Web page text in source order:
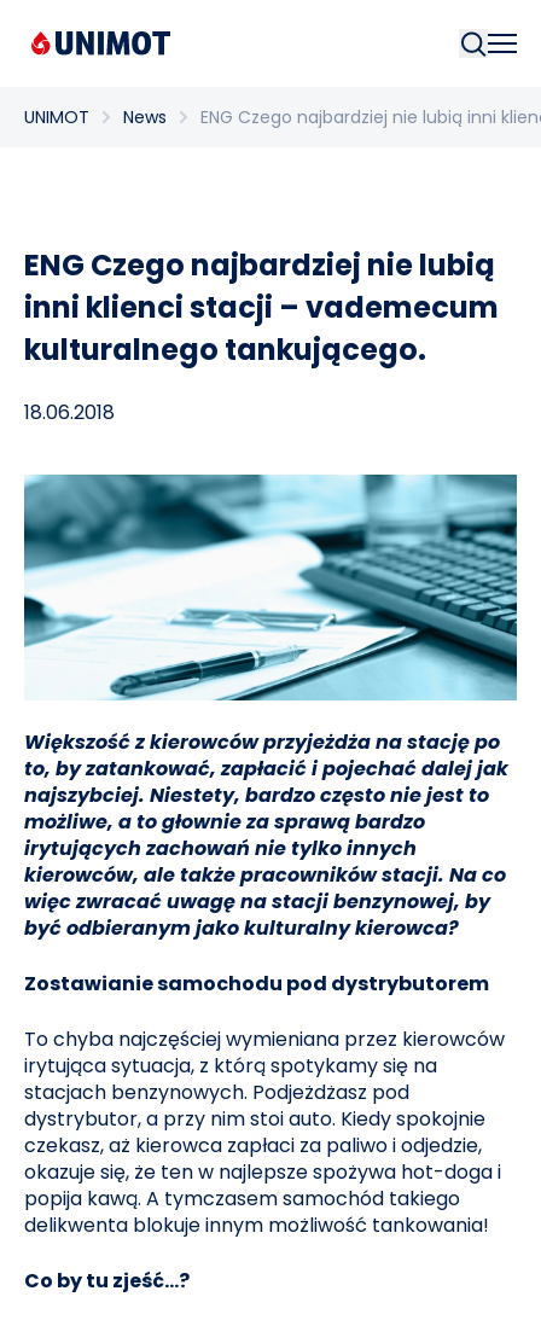
UNIMOT News ENG Czego najbardziej nie lubią inni
ENG Czego najbardziej nie lubią
inni klienci stacji – vademecum
kulturalnego tankującego.
18.06.2018
Większość z kierowców przyjeżdża na stację po
to, by zatankować, zapłacić i pojechać dalej jak
najszybciej. Niestety, bardzo często nie jest to
możliwe, a to głownie za sprawą bardzo
irytujących zachowań nie tylko innych
kierowców, ale także pracowników stacji. Na co
więc zwracać uwagę na stacji benzynowej, by
być odbieranym jako kulturalny kierowca?
Zostawianie samochodu pod dystrybutorem
To chyba najczęściej wymieniana przez kierowców
irytująca sytuacja, z którą spotykamy się na
stacjach benzynowych. Podjeżdżasz pod
dystrybutor, a przy nim stoi auto. Kiedy spokojnie
czekasz, aż kierowca zapłaci za paliwo i odjedzie,
okazuje się, że ten w najlepsze spożywa hot-doga i
popija kawą. A tymczasem samochód takiego
delikwenta blokuje innym możliwość tankowania!
Co by tu zjeść…?